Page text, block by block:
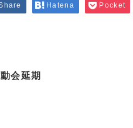
Hatena Pocket
会延期